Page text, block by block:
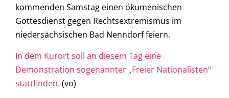
kommenden Samstag einen ökumenischen
Gottesdienst gegen Rechtsextremismus im
niedersächsischen Bad Nenndorf feiern.
In dem Kurort soll an diesem Tag eine
Demonstration sogenannter „Freier Nationalisten“
stattfinden. (vo)